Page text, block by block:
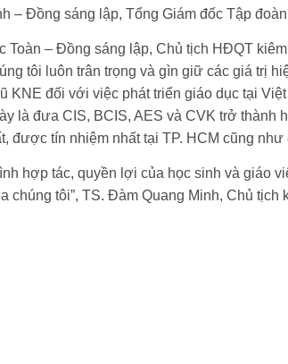
– Đồng sáng lập, Tổng Giám đốc Tập
Toàn – Đồng sáng lập, Chủ tịch HĐQT
tôi luôn trân trọng và gìn giữ các giá trị
KNE đối với việc phát triển giáo dục tại
là đưa CIS, BCIS, AES và CVK trở thành
được tín nhiệm nhất tại TP. HCM cũng như
hợp tác, quyền lợi của học sinh và giáo
chúng tôi”, TS. Đàm Quang Minh, Chủ